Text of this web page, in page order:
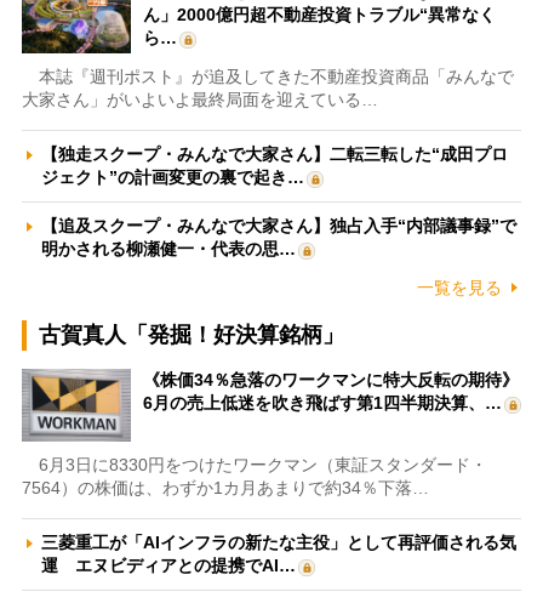
ん」2000億円超不動産投資トラブル“異常なく
ら…
本誌『週刊ポスト』が追及してきた不動産投資商品「みんなで
大家さん」がいよいよ最終局面を迎えている…
【独走スクープ・みんなで大家さん】二転三転した“成田プロ
ジェクト”の計画変更の裏で起き…
【追及スクープ・みんなで大家さん】独占入手“内部議事録”で
明かされる柳瀬健一・代表の思…
一覧を見る
古賀真人「発掘！好決算銘柄」
《株価34％急落のワークマンに特大反転の期待》
6月の売上低迷を吹き飛ばす第1四半期決算、…
6月3日に8330円をつけたワークマン（東証スタンダード・
7564）の株価は、わずか1カ月あまりで約34％下落…
三菱重工が「AIインフラの新たな主役」として再評価される気
運 エヌビディアとの提携でAI…